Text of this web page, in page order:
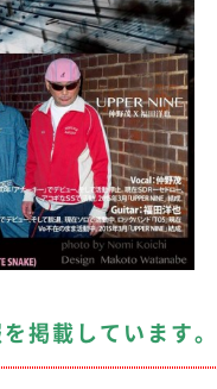
掲載しています。